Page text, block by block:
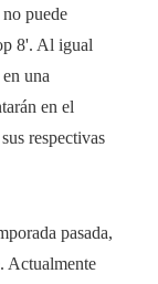
puede
8'. Al igual
una
en el
respectivas
pasada,
Actualmente